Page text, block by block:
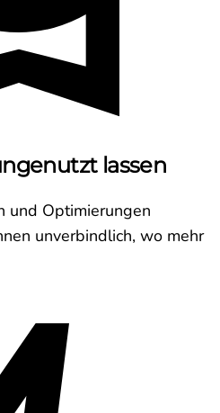
lassen
und Optimierungen
unverbindlich, wo mehr